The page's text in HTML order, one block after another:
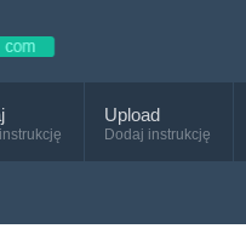
Upload
Dodaj instrukcję